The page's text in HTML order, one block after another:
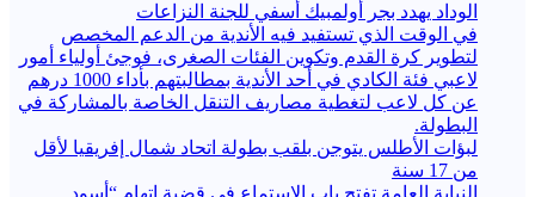
الوداد يهدد بجر أولمبيك أسفي للجنة النزاعات
في الوقت الذي تستفيد فيه الأندية من الدعم المخصص
لتطوير كرة القدم وتكوين الفئات الصغرى، فوجئ أولياء أمور
لاعبي فئة الكادي في أحد الأندية بمطالبتهم بأداء 1000 درهم
عن كل لاعب لتغطية مصاريف التنقل الخاصة بالمشاركة في
البطولة.
لبؤات الأطلس يتوجن بلقب بطولة اتحاد شمال إفريقيا لأقل
من 17 سنة
النيابة العامة تفتح باب الاستماع في قضية اتهام “أسود